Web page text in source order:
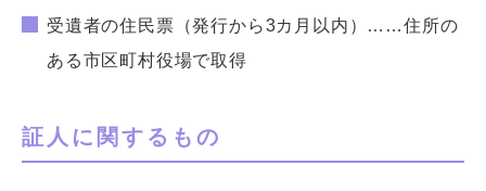
受遺者の住民票（発行から3カ月以内）……住所の
ある市区町村役場で取得
証人に関するもの